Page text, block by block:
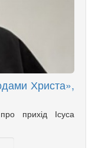
Христа»,
прихід Ісуса